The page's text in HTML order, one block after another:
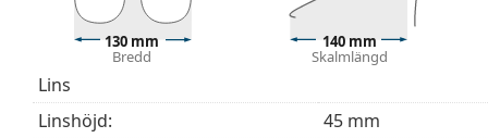
Upptäck helaglasögon sortimentet för att hitta fler
behöver hjälp med att välja ditt par.
Detta är en medicinteknisk produkt. Läs
130 mm
Bredd
140 mm
Skalmlängd
Lins
Linshöjd:
45 mm